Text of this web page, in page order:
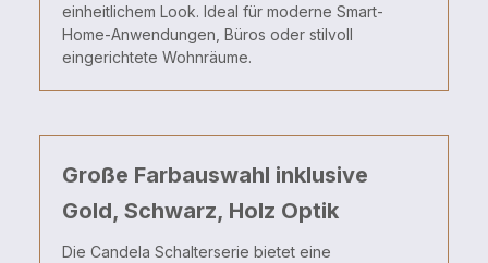
einheitlichem Look. Ideal für moderne Smart-
Home-Anwendungen, Büros oder stilvoll
eingerichtete Wohnräume.
Große Farbauswahl inklusive
Gold, Schwarz, Holz Optik
Die Candela Schalterserie bietet eine